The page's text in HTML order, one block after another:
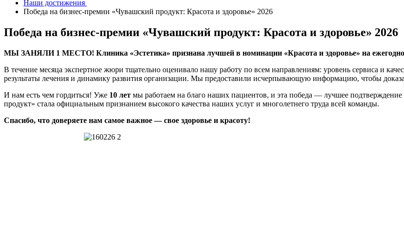
Наши достижения
Победа на бизнес-премии «Чувашский продукт: Красота и здоровье» 2026
Победа на бизнес-премии «Чувашский продукт: Красота и здоровье» 2026
МЫ ЗАНЯЛИ 1 МЕСТО! Клиника «Эстетика» признана лучшей в номинации «Красота и здоровье» на
В течение месяца экспертное жюри тщательно оценивало нашу работу по всем направлениям: уровень сервиса и
результаты лечения и динамику развития организации. Мы предоставили исчерпывающую информацию, чтобы
И нам есть чем гордиться! Уже 10 лет мы работаем на благо наших пациентов, и эта победа — лучшее
продукт» стала официальным признанием высокого качества наших услуг и многолетнего труда всей команды.
Спасибо, что доверяете нам самое важное — свое здоровье и красоту!